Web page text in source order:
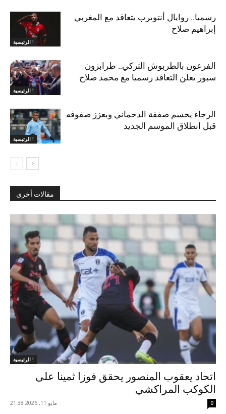
الرئيسية !
رسميا.. روايال أنتويرب يتعاقد مع المغربي
إبراهيم صلاح
الرئيسية !
الفرعون بالطربوش التركي.. طرابزون
سبور يعلن التعاقد رسميا مع محمد صلاح
الرئيسية !
الرجاء يحسم صفقة الدحماني ويعزز صفوفه
قبل انطلاق الموسم الجديد
مقالات أخرى
الرئيسية !
اتحاد يعقوب المنصور يحقق فوزا ثمينا على
الكوكب المراكشي
مايو 11, 2026 21:38 0